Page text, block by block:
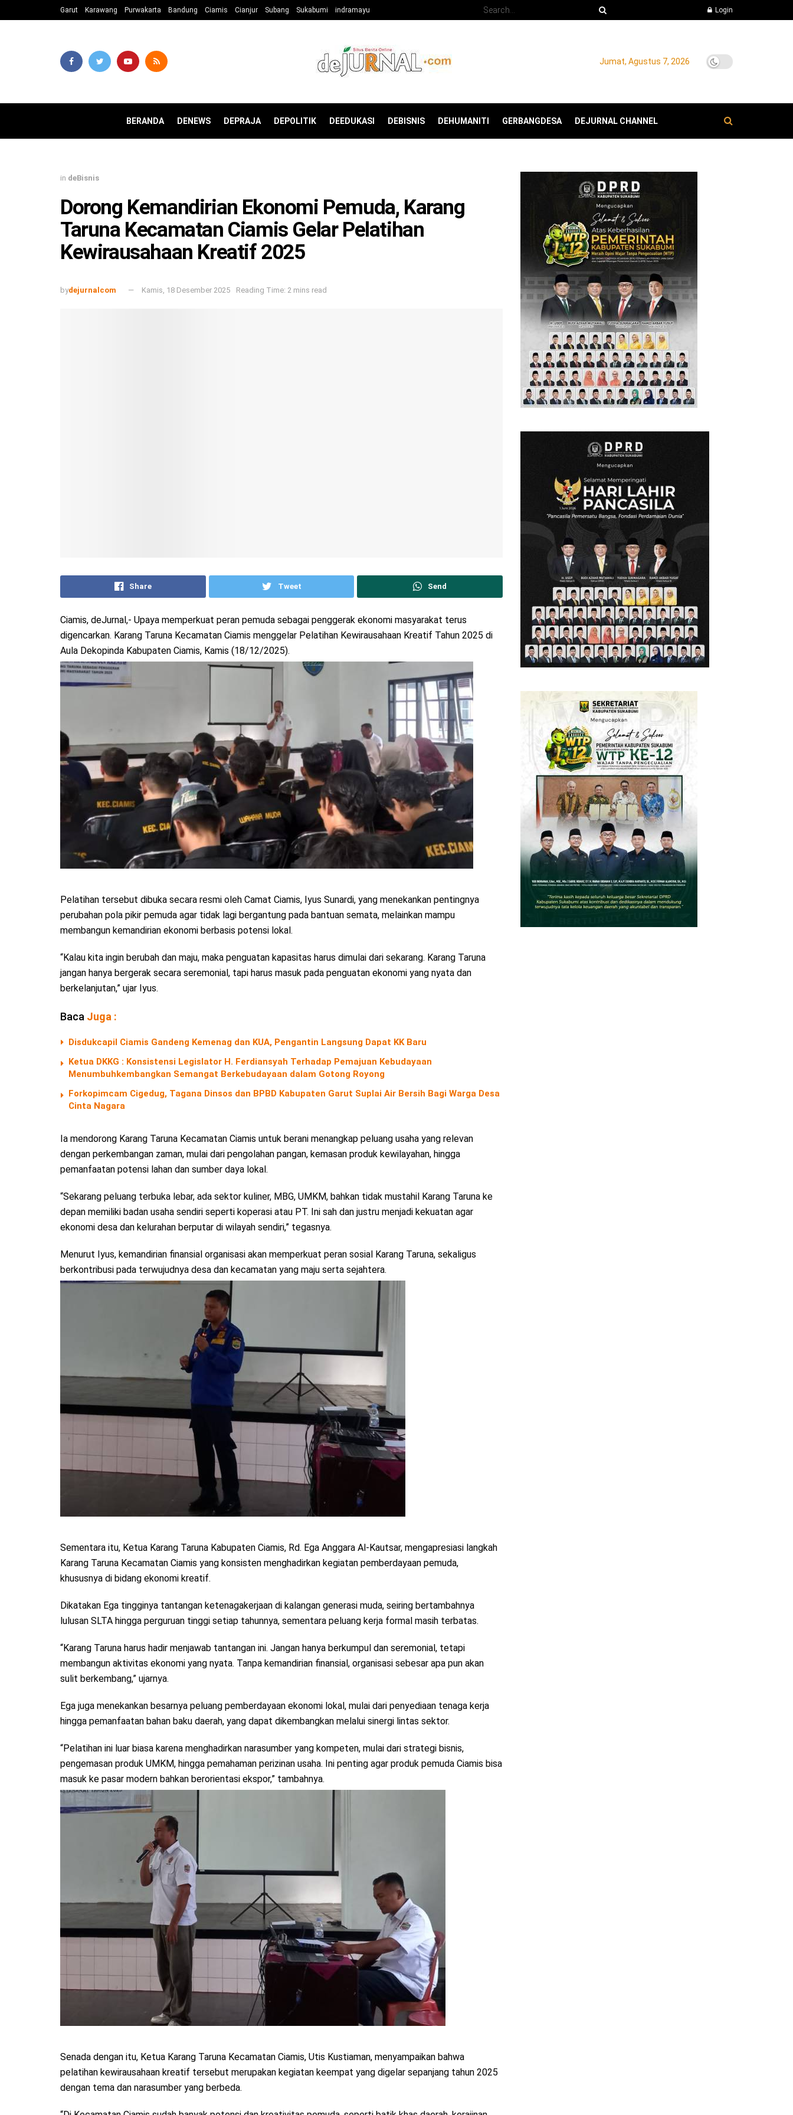
Garut Karawang Purwakarta Bandung Ciamis Cianjur Subang Sukabumi indramayu Login
Jumat, Agustus 7, 2026
BERANDA DENEWS DEPRAJA DEPOLITIK DEEDUKASI DEBISNIS DEHUMANITI GERBANGDESA DEJURNAL CHANNEL
in deBisnis
Dorong Kemandirian Ekonomi Pemuda, Karang
Taruna Kecamatan Ciamis Gelar Pelatihan
Kewirausahaan Kreatif 2025
bydejurnalcom Kamis, 18 Desember 2025 Reading Time: 2 mins read
Share Tweet Send
Ciamis, deJurnal,- Upaya memperkuat peran pemuda sebagai penggerak ekonomi masyarakat terus
digencarkan. Karang Taruna Kecamatan Ciamis menggelar Pelatihan Kewirausahaan Kreatif Tahun 2025 di
Aula Dekopinda Kabupaten Ciamis, Kamis (18/12/2025).
Pelatihan tersebut dibuka secara resmi oleh Camat Ciamis, Iyus Sunardi, yang menekankan pentingnya
perubahan pola pikir pemuda agar tidak lagi bergantung pada bantuan semata, melainkan mampu
membangun kemandirian ekonomi berbasis potensi lokal.
“Kalau kita ingin berubah dan maju, maka penguatan kapasitas harus dimulai dari sekarang. Karang Taruna
jangan hanya bergerak secara seremonial, tapi harus masuk pada penguatan ekonomi yang nyata dan
berkelanjutan,” ujar Iyus.
Baca Juga :
Disdukcapil Ciamis Gandeng Kemenag dan KUA, Pengantin Langsung Dapat KK Baru
Ketua DKKG : Konsistensi Legislator H. Ferdiansyah Terhadap Pemajuan Kebudayaan
Menumbuhkembangkan Semangat Berkebudayaan dalam Gotong Royong
Forkopimcam Cigedug, Tagana Dinsos dan BPBD Kabupaten Garut Suplai Air Bersih Bagi Warga Desa
Cinta Nagara
Ia mendorong Karang Taruna Kecamatan Ciamis untuk berani menangkap peluang usaha yang relevan
dengan perkembangan zaman, mulai dari pengolahan pangan, kemasan produk kewilayahan, hingga
pemanfaatan potensi lahan dan sumber daya lokal.
“Sekarang peluang terbuka lebar, ada sektor kuliner, MBG, UMKM, bahkan tidak mustahil Karang Taruna ke
depan memiliki badan usaha sendiri seperti koperasi atau PT. Ini sah dan justru menjadi kekuatan agar
ekonomi desa dan kelurahan berputar di wilayah sendiri,” tegasnya.
Menurut Iyus, kemandirian finansial organisasi akan memperkuat peran sosial Karang Taruna, sekaligus
berkontribusi pada terwujudnya desa dan kecamatan yang maju serta sejahtera.
Sementara itu, Ketua Karang Taruna Kabupaten Ciamis, Rd. Ega Anggara Al-Kautsar, mengapresiasi langkah
Karang Taruna Kecamatan Ciamis yang konsisten menghadirkan kegiatan pemberdayaan pemuda,
khususnya di bidang ekonomi kreatif.
Dikatakan Ega tingginya tantangan ketenagakerjaan di kalangan generasi muda, seiring bertambahnya
lulusan SLTA hingga perguruan tinggi setiap tahunnya, sementara peluang kerja formal masih terbatas.
“Karang Taruna harus hadir menjawab tantangan ini. Jangan hanya berkumpul dan seremonial, tetapi
membangun aktivitas ekonomi yang nyata. Tanpa kemandirian finansial, organisasi sebesar apa pun akan
sulit berkembang,” ujarnya.
Ega juga menekankan besarnya peluang pemberdayaan ekonomi lokal, mulai dari penyediaan tenaga kerja
hingga pemanfaatan bahan baku daerah, yang dapat dikembangkan melalui sinergi lintas sektor.
“Pelatihan ini luar biasa karena menghadirkan narasumber yang kompeten, mulai dari strategi bisnis,
pengemasan produk UMKM, hingga pemahaman perizinan usaha. Ini penting agar produk pemuda Ciamis bisa
masuk ke pasar modern bahkan berorientasi ekspor,” tambahnya.
Senada dengan itu, Ketua Karang Taruna Kecamatan Ciamis, Utis Kustiaman, menyampaikan bahwa
pelatihan kewirausahaan kreatif tersebut merupakan kegiatan keempat yang digelar sepanjang tahun 2025
dengan tema dan narasumber yang berbeda.